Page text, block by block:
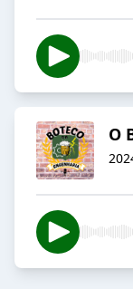
O